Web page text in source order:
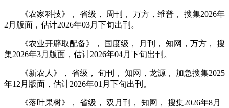
《农家科技》， 省级， 周刊， 万方，维普， 搜集2026年
2月版面，估计2026年03月下旬出刊。
《农业开辟取配备》， 国度级， 月刊， 知网，万方， 搜
集2026年3月版面，估计2026年04月下旬出刊。
《新农人》， 省级， 旬刊， 知网，龙源， 加急搜集2025
年12月版面，估计2026年01月下旬出刊。
《落叶果树》， 省级， 双月刊， 知网， 搜集2026年8月